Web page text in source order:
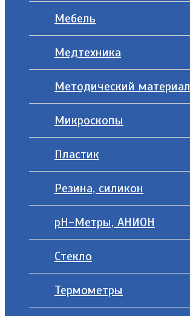
Мебель
Медтехника
Методический материал
Микроскопы
Пластик
Резина, силикон
рН-Метры, АНИОН
Стекло
Термометры